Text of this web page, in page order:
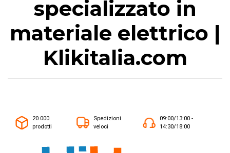
specializzato in
materiale elettrico |
Klikitalia.com
20.000
prodotti
Spedizioni
veloci
09:00/13:00 -
14:30/18:00